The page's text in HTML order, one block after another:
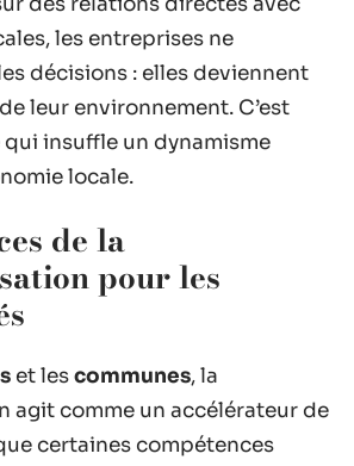
les entreprises ne
décisions : elles deviennent
leur environnement. C’est
insuffle un dynamisme
locale.
de la
pour les
et lescommunes, la
agit comme un accélérateur de
certaines compétences